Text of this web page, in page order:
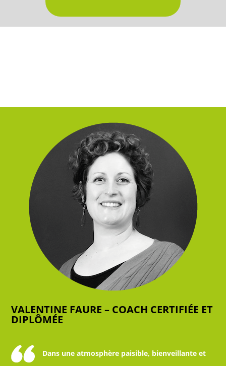
VALENTINE FAURE – COACH CERTIFIÉE ET
DIPLÔMÉE
Dans une atmosphère paisible, bienveillante et